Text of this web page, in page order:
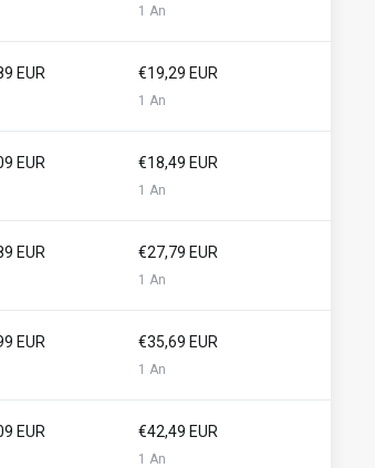
1 An
EUR €19,29 EUR
1 An
EUR €18,49 EUR
1 An
EUR €27,79 EUR
1 An
EUR €35,69 EUR
1 An
EUR €42,49 EUR
1 An